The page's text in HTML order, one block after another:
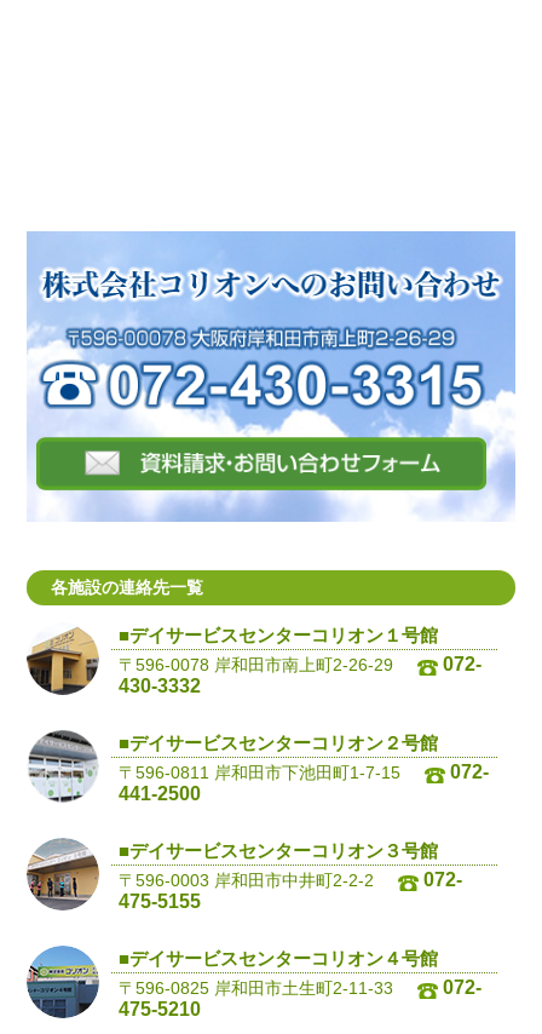
各施設の連絡先一覧
■デイサービスセンターコリオン１号館
〒596-0078 岸和田市南上町2-26-29
072-
430-3332
■デイサービスセンターコリオン２号館
〒596-0811 岸和田市下池田町1-7-15
072-
441-2500
■デイサービスセンターコリオン３号館
〒596-0003 岸和田市中井町2-2-2
072-
475-5155
■デイサービスセンターコリオン４号館
〒596-0825 岸和田市土生町2-11-33
072-
475-5210